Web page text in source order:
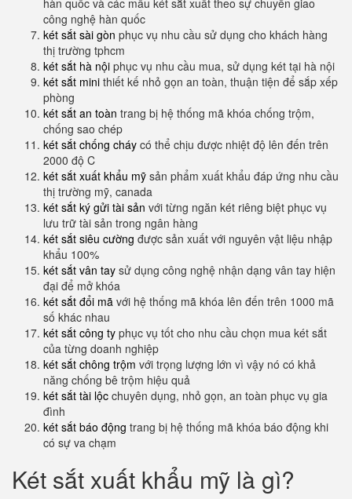
hàn quốc và các mẫu két sắt xuất theo sự chuyển giao
công nghệ hàn quốc
két sắt sài gòn phục vụ nhu cầu sử dụng cho khách hàng
thị trường tphcm
két sắt hà nội phục vụ nhu cầu mua, sử dụng két tại hà nội
két sắt mini thiết kế nhỏ gọn an toàn, thuận tiện để sắp xếp
phòng
két sắt an toàn trang bị hệ thống mã khóa chống trộm,
chống sao chép
két sắt chống cháy có thể chịu được nhiệt độ lên đến trên
2000 độ C
két sắt xuất khẩu mỹ sản phẩm xuất khẩu đáp ứng nhu cầu
thị trường mỹ, canada
két sắt ký gửi tài sản với từng ngăn két riêng biệt phục vụ
lưu trữ tài sản trong ngân hàng
két sắt siêu cường được sản xuất với nguyên vật liệu nhập
khẩu 100%
két sắt vân tay sử dụng công nghệ nhận dạng vân tay hiện
đại để mở khóa
két sắt đổi mã với hệ thống mã khóa lên đến trên 1000 mã
số khác nhau
két sắt công ty phục vụ tốt cho nhu cầu chọn mua két sắt
của từng doanh nghiệp
két sắt chông trộm với trọng lượng lớn vì vậy nó có khả
năng chống bê trộm hiệu quả
két sắt tài lộc chuyên dụng, nhỏ gọn, an toàn phục vụ gia
đình
két sắt báo động trang bị hệ thống mã khóa báo động khi
có sự va chạm
Két sắt xuất khẩu mỹ là gì?